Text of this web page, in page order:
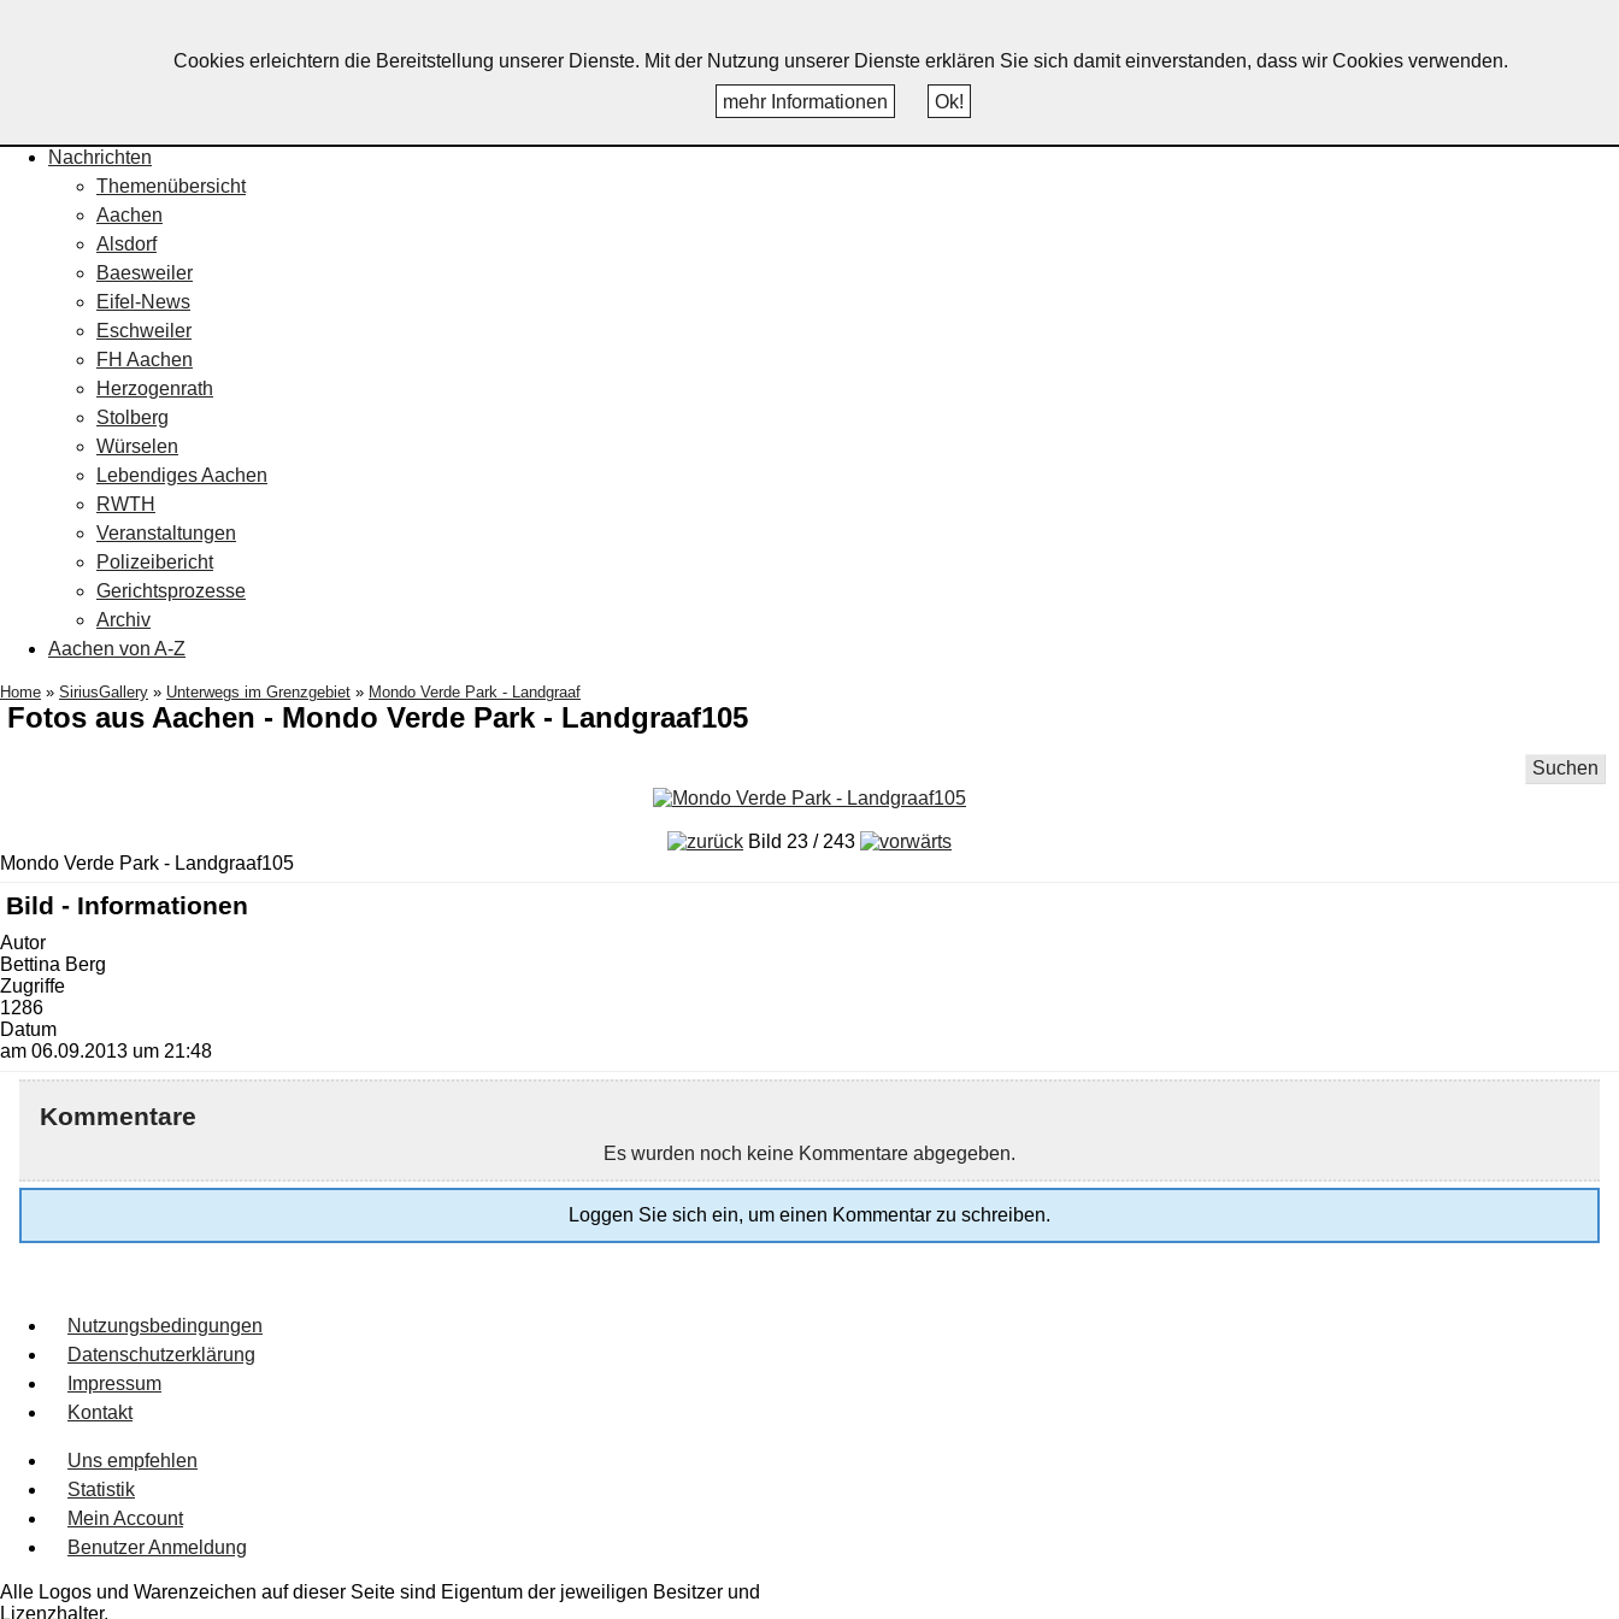
Nachrichten
Themenübersicht
Aachen
Alsdorf
Baesweiler
Eifel-News
Eschweiler
FH Aachen
Herzogenrath
Stolberg
Würselen
Lebendiges Aachen
RWTH
Veranstaltungen
Polizeibericht
Gerichtsprozesse
Archiv
Aachen von A-Z
Home » SiriusGallery » Unterwegs im Grenzgebiet » Mondo Verde Park - Landgraaf
Fotos aus Aachen - Mondo Verde Park - Landgraaf105
Suchen
Bild 23 / 243
Mondo Verde Park - Landgraaf105
Bild - Informationen
Autor
Bettina Berg
Zugriffe
1286
Datum
am 06.09.2013 um 21:48
Kommentare
Es wurden noch keine Kommentare abgegeben.
Loggen Sie sich ein, um einen Kommentar zu schreiben.
Nutzungsbedingungen
Datenschutzerklärung
Impressum
Kontakt
Uns empfehlen
Statistik
Mein Account
Benutzer Anmeldung
Alle Logos und Warenzeichen auf dieser Seite sind Eigentum der jeweiligen Besitzer und
Lizenzhalter.
Cookies erleichtern die Bereitstellung unserer Dienste. Mit der Nutzung unserer Dienste erklären Sie sich damit einverstanden, dass wir Cookies verwenden.
mehr Informationen
Ok!